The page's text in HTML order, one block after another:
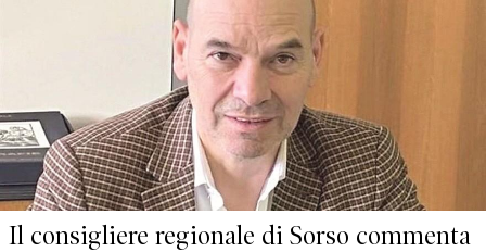
Il consigliere regionale di Sorso commenta